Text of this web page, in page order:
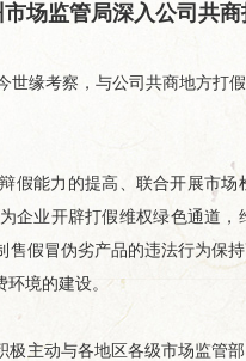
市场监管局深入公司共
考察，与公司共商地方打
能力的提高、联合开展市场
企业开辟打假维权绿色通道
假冒伪劣产品的违法行为保
境的建设。
动与各地区各级市场监管